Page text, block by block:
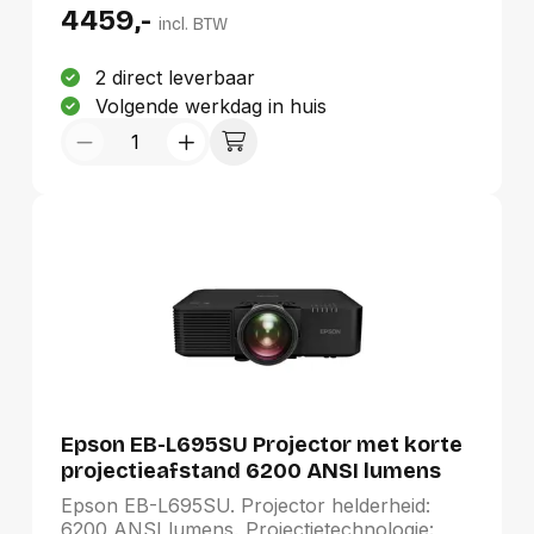
lichtbron (besparingsmodus): 30000 uur.
ratio: 0.79 - 1.36:1. Ondersteunde grafische
resoluties: 1920 x 1200 (WUXGA).
Geluidsniveau: 36 dB, Geluidsniveau
(spaarzame modus): 26 dB
4459,- incl. BTW
2 direct leverbaar
Volgende werkdag in huis
Epson EB-L695SU Projector met korte
projectieafstand 6200 ANSI lumens
3LCD WUXGA (1920x1200) Zwart
Epson EB-L695SU. Projector helderheid:
6200 ANSI lumens, Projectietechnologie: